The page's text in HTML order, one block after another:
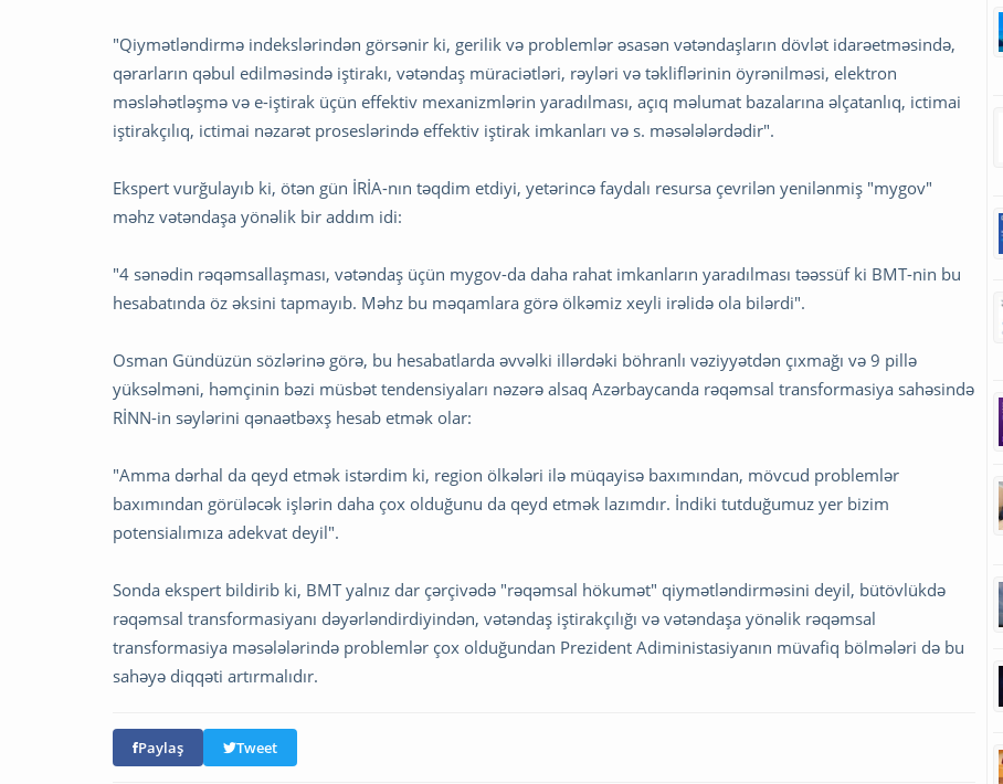
"Qiymətləndirmə indekslərindən görsənir ki, gerilik və problemlər əsasən vətəndaşların dövlət idarəetməsində,
qərarların qəbul edilməsində iştirakı, vətəndaş müraciətləri, rəyləri və təkliflərinin öyrənilməsi, elektron
məsləhətləşmə və e-iştirak üçün effektiv mexanizmlərin yaradılması, açıq məlumat bazalarına əlçatanlıq, ictimai
iştirakçılıq, ictimai nəzarət proseslərində effektiv iştirak imkanları və s. məsələlərdədir".
Ekspert vurğulayıb ki, ötən gün İRİA-nın təqdim etdiyi, yetərincə faydalı resursa çevrilən yenilənmiş "mygov"
məhz vətəndaşa yönəlik bir addım idi:
"4 sənədin rəqəmsallaşması, vətəndaş üçün mygov-da daha rahat imkanların yaradılması təəssüf ki BMT-nin bu
hesabatında öz əksini tapmayıb. Məhz bu məqamlara görə ölkəmiz xeyli irəlidə ola bilərdi".
Osman Gündüzün sözlərinə görə, bu hesabatlarda əvvəlki illərdəki böhranlı vəziyyətdən çıxmağı və 9 pillə
yüksəlməni, həmçinin bəzi müsbət tendensiyaları nəzərə alsaq Azərbaycanda rəqəmsal transformasiya sahəsində
RİNN-in səylərini qənaətbəxş hesab etmək olar:
"Amma dərhal da qeyd etmək istərdim ki, region ölkələri ilə müqayisə baxımından, mövcud problemlər
baxımından görüləcək işlərin daha çox olduğunu da qeyd etmək lazımdır. İndiki tutduğumuz yer bizim
potensialımıza adekvat deyil".
Sonda ekspert bildirib ki, BMT yalnız dar çərçivədə "rəqəmsal hökumət" qiymətləndirməsini deyil, bütövlükdə
rəqəmsal transformasiyanı dəyərləndirdiyindən, vətəndaş iştirakçılığı və vətəndaşa yönəlik rəqəmsal
transformasiya məsələlərində problemlər çox olduğundan Prezident Adiministasiyanın müvafiq bölmələri də bu
sahəyə diqqəti artırmalıdır.
Paylaş Tweet